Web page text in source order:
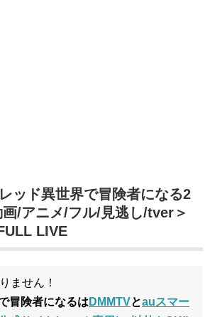
ッド異世界で冒険者になる2
/アニメ/フル/見逃し/tver＞
LIVE
ません！
冒険者になるは DMMTVとauスマー